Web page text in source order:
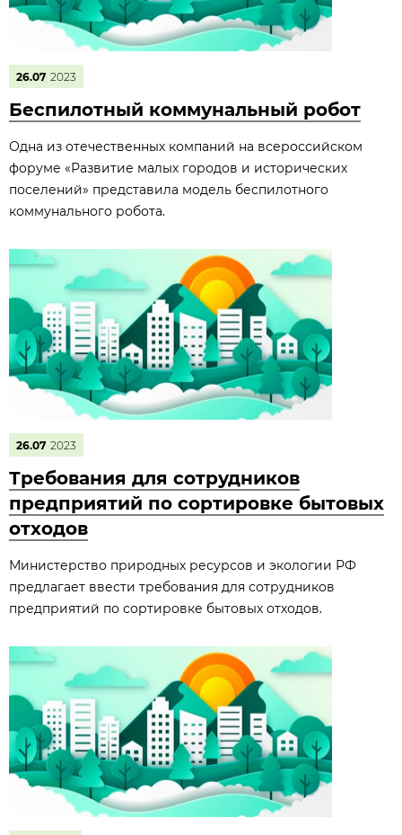
26.07 2023
Беспилотный коммунальный робот
Одна из отечественных компаний на всероссийском
форуме «Развитие малых городов и исторических
поселений» представила модель беспилотного
коммунального робота.
26.07 2023
Требования для сотрудников
предприятий по сортировке бытовых
отходов
Министерство природных ресурсов и экологии РФ
предлагает ввести требования для сотрудников
предприятий по сортировке бытовых отходов.